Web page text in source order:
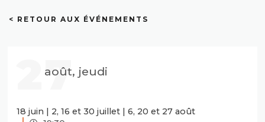
< RETOUR AUX ÉVÉNEMENTS
27
août, jeudi
18 juin | 2, 16 et 30 juillet | 6, 20 et 27 août